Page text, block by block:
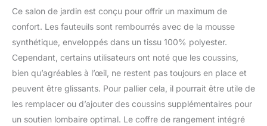
Le support en acier
garantit la stabilité, tandis
que les embouts en
plastique protègent votre
sol, faisant de ce fauteuil
en rotin une pièce
maîtresse pour votre
ensemble meuble salon.
DESIGN MODULAIRE ET
POLYVALENT:
Ce salon de jardin est conçu pour offrir un maximum de
confort. Les fauteuils sont rembourrés avec de la mousse
synthétique, enveloppés dans un tissu 100% polyester.
Cependant, certains utilisateurs ont noté que les coussins,
bien qu’agréables à l’œil, ne restent pas toujours en place et
peuvent être glissants. Pour pallier cela, il pourrait être utile de
les remplacer ou d’ajouter des coussins supplémentaires pour
un soutien lombaire optimal. Le coffre de rangement intégré